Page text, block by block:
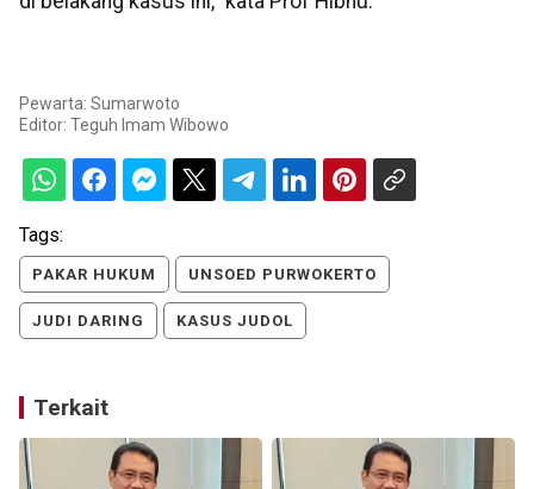
Pewarta: Sumarwoto
Editor: Teguh Imam Wibowo
Tags:
PAKAR HUKUM UNSOED PURWOKERTO
JUDI DARING KASUS JUDOL
Terkait